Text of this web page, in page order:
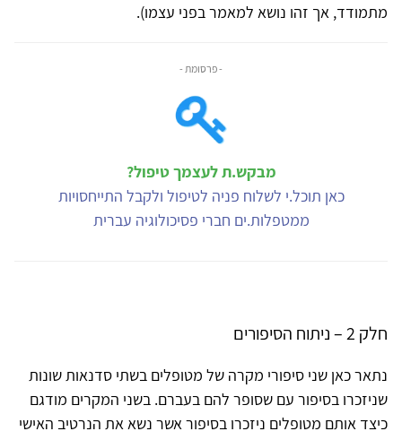
מתמודד, אך זהו נושא למאמר בפני עצמו).
- פרסומת -
מבקש.ת לעצמך טיפול?
כאן תוכל.י לשלוח פניה לטיפול ולקבל התייחסויות
ממטפלות.ים חברי פסיכולוגיה עברית
חלק 2 – ניתוח הסיפורים
נתאר כאן שני סיפורי מקרה של מטופלים בשתי סדנאות שונות
שניזכרו בסיפור עם שסופר להם בעברם. בשני המקרים מודגם
כיצד אותם מטופלים ניזכרו בסיפור אשר נשא את הנרטיב האישי